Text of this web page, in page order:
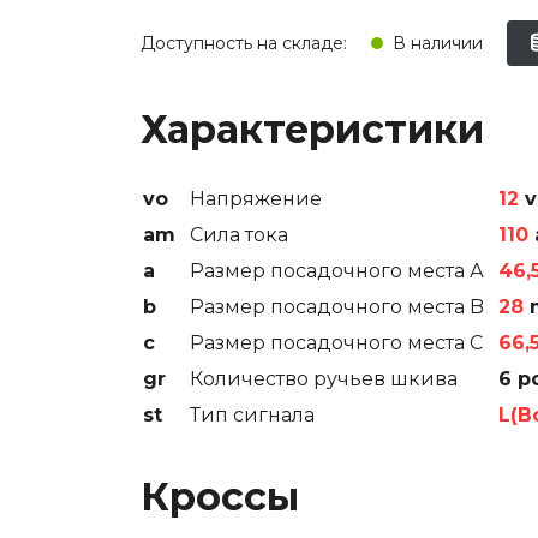
Замена
Замена
Диагностика
Ремонт
Доступность на складе: В наличии
Характеристики
vo Напряжение 12
am
Сила тока 110
a
Размер посадочного места А
b
Размер посадочного места B 28
c
Размер посадочного места C
gr
Количество ручьев шкива
6
st
Тип сигнала
Кроссы